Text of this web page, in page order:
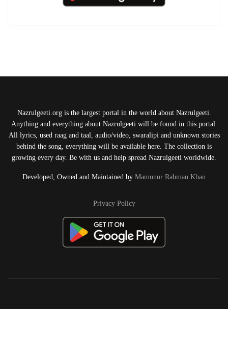
Nazrulgeeti.org is the largest portal in the world about Nazrulgeeti.
Anything and everything about Nazrulgeeti will be found in this portal.
All lyrics, used raag and taal, audio/video, swaralipi and unknown stories
behind the song, everything will be available here. The collection is
growing every day. Be with us and help spread Nazrulgeeti worldwide.
Developed, Owned and Maintained by Mamunur Rahman Khan
Privacy Policy